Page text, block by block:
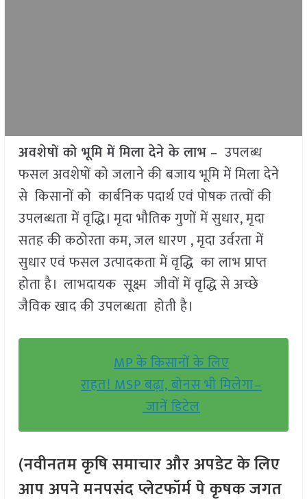
अवशेषों को भूमि में मिला देने के लाभ – उपलब्ध
फसल अवशेषों को जलाने की बजाय भूमि में मिला देने
से किसानों को कार्बनिक पदार्थ एवं पोषक तत्वों की
उपलब्धता में वृद्धि। मृदा भौतिक गुणों में सुधार, मृदा
सतह की कठोरता कम, जल धारण , मृदा उर्वरता में
सुधार एवं फसल उत्पादकता में वृद्धि का लाभ प्राप्त
होता है। लाभदायक सूक्ष्म जीवों में वृद्धि से अच्छे
जैविक खाद की उपलब्धता होती है।
MP के किसानों के लिए
राहत! MSP बढ़ा, बोनस भी मिलेगा–
जानें डिटेल
(नवीनतम कृषि समाचार और अपडेट के लिए
आप अपने मनपसंद प्लेटफॉर्म पे कृषक जगत